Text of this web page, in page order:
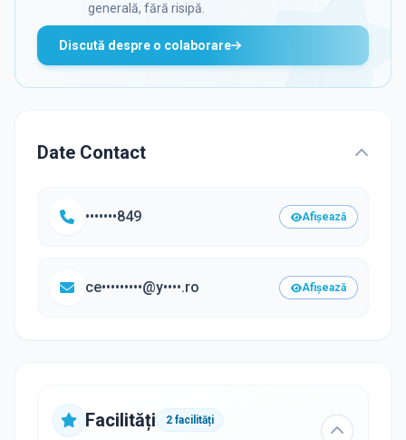
generală, fără risipă.
Discută despre o colaborare
Date Contact
•••••••849 Afișează
ce•••••••••@y••••.ro Afișează
Facilități 2 facilități